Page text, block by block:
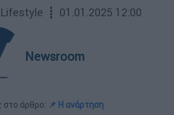
Lifestyle ┋ 01.01.2025 12:00
Newsroom
στο άρθρο: 📌 Η ανάρτηση